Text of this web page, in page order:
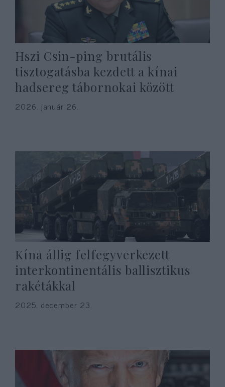
Hszi Csin-ping brutális
tisztogatásba kezdett a kínai
hadsereg tábornokai között
2026. január 26.
Kína állig felfegyverkezett
interkontinentális ballisztikus
rakétákkal
2025. december 23.